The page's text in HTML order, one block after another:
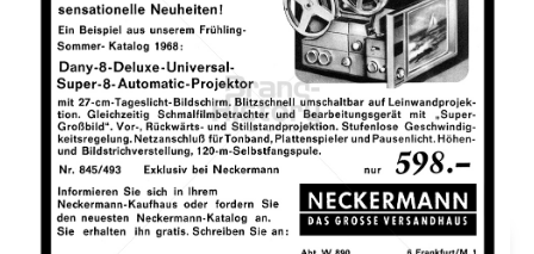
Marken
Konzerne
Epoche